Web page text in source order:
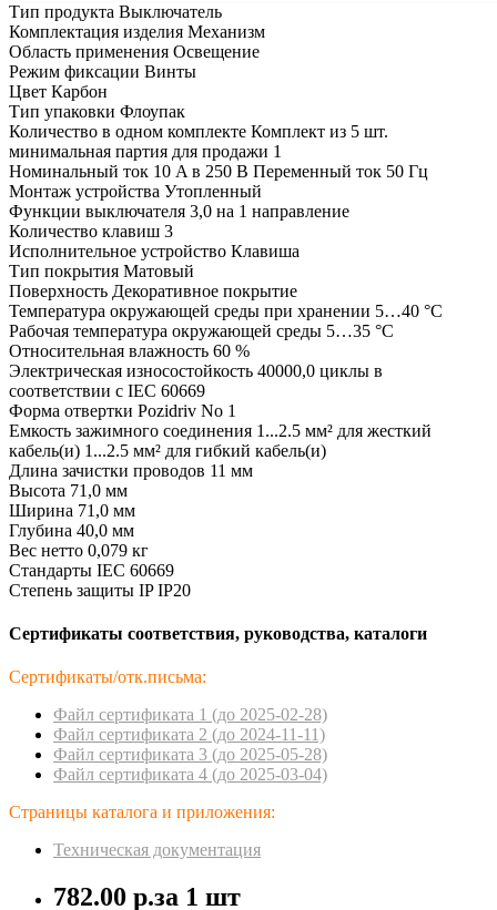
Тип продукта Выключатель
Комплектация изделия Механизм
Область применения Освещение
Режим фиксации Винты
Цвет Карбон
Тип упаковки Флоупак
Количество в одном комплекте Комплект из 5 шт.
минимальная партия для продажи 1
Номинальный ток 10 A в 250 В Переменный ток 50 Гц
Монтаж устройства Утопленный
Функции выключателя 3,0 на 1 направление
Количество клавиш 3
Исполнительное устройство Клавиша
Тип покрытия Матовый
Поверхность Декоративное покрытие
Температура окружающей среды при хранении 5…40 °C
Рабочая температура окружающей среды 5…35 °C
Относительная влажность 60 %
Электрическая износостойкость 40000,0 циклы в
соответствии с IEC 60669
Форма отвертки Pozidriv No 1
Емкость зажимного соединения 1...2.5 мм² для жесткий
кабель(и) 1...2.5 мм² для гибкий кабель(и)
Длина зачистки проводов 11 мм
Высота 71,0 мм
Ширина 71,0 мм
Глубина 40,0 мм
Вес нетто 0,079 кг
Стандарты IEC 60669
Степень защиты IP IP20
Сертификаты соответствия, руководства, каталоги
Сертификаты/отк.письма:
Файл сертификата 1 (до 2025-02-28)
Файл сертификата 2 (до 2024-11-11)
Файл сертификата 3 (до 2025-05-28)
Файл сертификата 4 (до 2025-03-04)
Страницы каталога и приложения:
Техническая документация
782.00 р.за 1 шт